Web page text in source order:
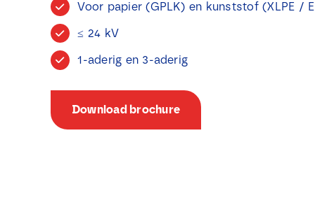
Voor papier (GPLK) en kunststof (XLPE /
≤ 24 kV
1-aderig en 3-aderig
Download brochure